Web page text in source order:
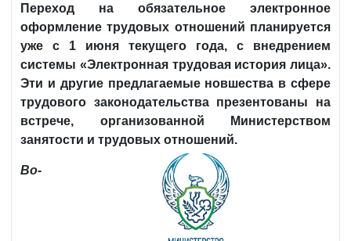
Переход на обязательное электронное
оформление трудовых отношений планируется
уже с 1 июня текущего года, с внедрением
системы «Электронная трудовая история лица».
Эти и другие предлагаемые новшества в сфере
трудового законодательства презентованы на
встрече, организованной Министерством
занятости и трудовых отношений.
Во-